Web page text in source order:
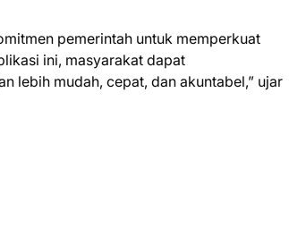
pemerintah untuk memperkuat
ini, masyarakat dapat
lebih mudah, cepat, dan akuntabel,” ujar